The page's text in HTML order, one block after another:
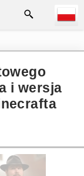
i wersja